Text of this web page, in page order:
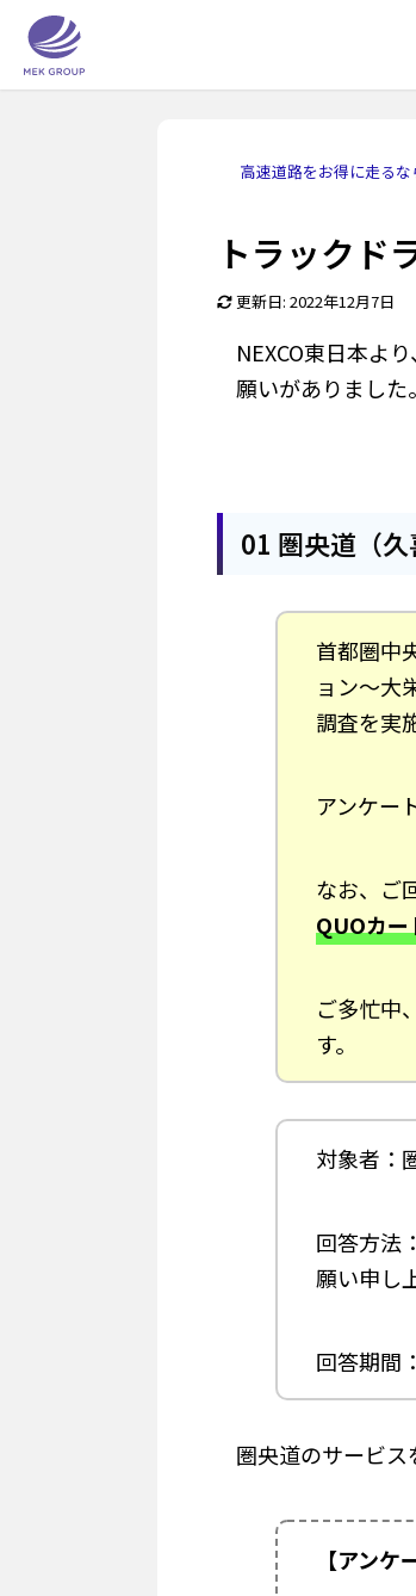
高速道路をお得に走る
トラックド
更新日: 2022年12月7日
NEXCO東日本よ
願いがありました。
01 圏央道（
首都圏中
ョン～大
調査を実
アンケー
なお、ご
QUOカー
ご多忙中
す。
対象者：
回答方法
願い申し
回答期間
圏央道のサービス
【アンケ